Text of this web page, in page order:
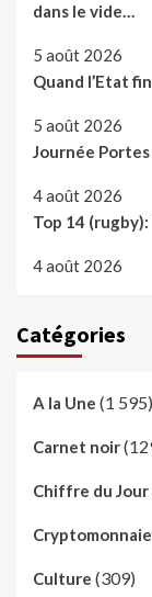
dans le vide…
5 août 2026
Quand l’Etat
5 août 2026
Journée
4 août 2026
Top 14 (rugby):
4 août 2026
Catégories
A la Une (1 595)
Carnet noir
Chiffre du Jour
Cryptomonnaie
Culture (309)